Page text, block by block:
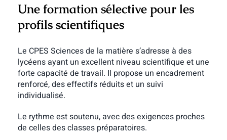
Une formation sélective pour les
profils scientifiques
Le CPES Sciences de la matière s’adresse à des
lycéens ayant un excellent niveau scientifique et une
forte capacité de travail. Il propose un encadrement
renforcé, des effectifs réduits et un suivi
individualisé.
Le rythme est soutenu, avec des exigences proches
de celles des classes préparatoires.